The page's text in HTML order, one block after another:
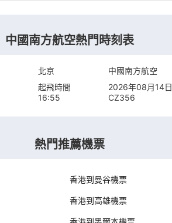
中國南方航空熱門時刻表
北京
起飛時間
16:55
中國南方航空
2026年08月14日
CZ356
熱門推薦機票
香港到曼谷機票
香港到高雄機票